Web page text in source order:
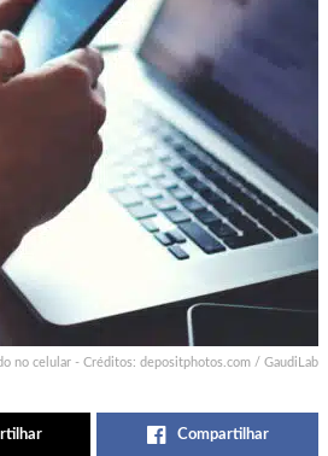
no celular - Créditos: depositphotos.com / GaudiLab
Compartilhar